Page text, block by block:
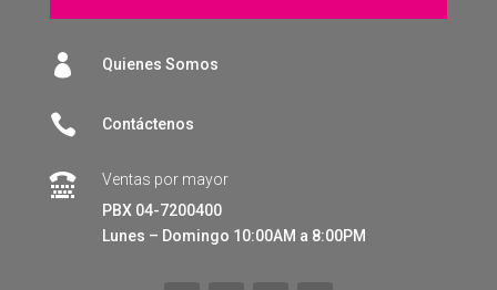
 Quienes Somos
 Contáctenos

Ventas por mayor
PBX 04-7200400
Lunes – Domingo 10:00AM a 8:00PM